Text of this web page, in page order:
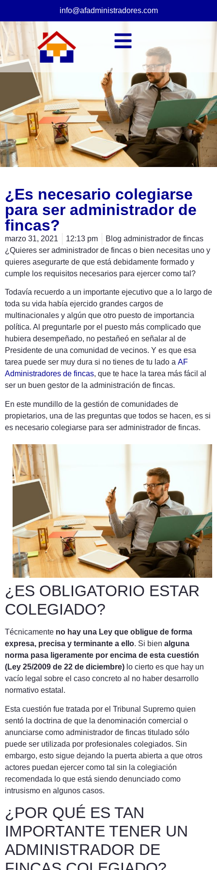
info@afadministradores.com
¿Es necesario colegiarse
para ser administrador de
fincas?
marzo 31, 2021 12:13 pm
Blog administrador de fincas
¿Quieres ser administrador de fincas o bien necesitas uno y
quieres asegurarte de que está debidamente formado y
cumple los requisitos necesarios para ejercer como tal?
Todavía recuerdo a un importante ejecutivo que a lo largo de
toda su vida había ejercido grandes cargos de
multinacionales y algún que otro puesto de importancia
política. Al preguntarle por el puesto más complicado que
hubiera desempeñado, no pestañeó en señalar al de
Presidente de una comunidad de vecinos. Y es que esa
tarea puede ser muy dura si no tienes de tu lado a AF
Administradores de fincas, que te hace la tarea más fácil al
ser un buen gestor de la administración de fincas.
En este mundillo de la gestión de comunidades de
propietarios, una de las preguntas que todos se hacen, es si
es necesario colegiarse para ser administrador de fincas.
¿ES OBLIGATORIO ESTAR
COLEGIADO?
Técnicamente no hay una Ley que obligue de forma
expresa, precisa y terminante a ello. Si bien alguna
norma pasa ligeramente por encima de esta cuestión
(Ley 25/2009 de 22 de diciembre) lo cierto es que hay un
vacío legal sobre el caso concreto al no haber desarrollo
normativo estatal.
Esta cuestión fue tratada por el Tribunal Supremo quien
sentó la doctrina de que la denominación comercial o
anunciarse como administrador de fincas titulado sólo
puede ser utilizada por profesionales colegiados. Sin
embargo, esto sigue dejando la puerta abierta a que otros
actores puedan ejercer como tal sin la colegiación
recomendada lo que está siendo denunciado como
intrusismo en algunos casos.
¿POR QUÉ ES TAN
IMPORTANTE TENER UN
ADMINISTRADOR DE